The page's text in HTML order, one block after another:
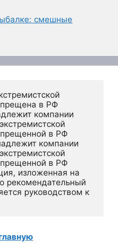
смешные
в РФ
компании
в РФ
компании
в РФ
изложенная на
рекомендательный
руководством к